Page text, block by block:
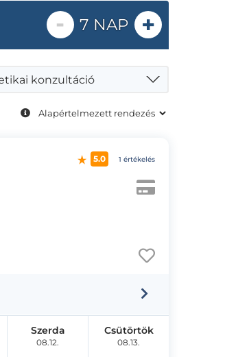
- 7 NAP +
konzultáció
5.0 1 értékelés
Szerda
08.12.
Csütörtök
08.13.